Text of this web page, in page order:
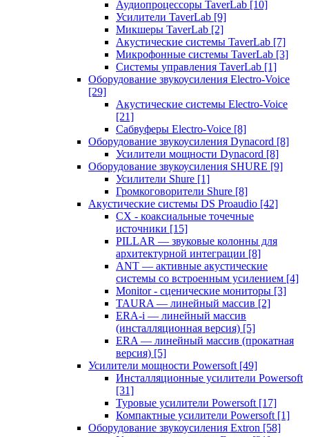
Аудиопроцессоры TaverLab [10]
Усилители TaverLab [9]
Микшеры TaverLab [2]
Акустические системы TaverLab [7]
Микрофонные системы TaverLab [3]
Системы управления TaverLab [1]
Оборудование звукоусиления Electro-Voice
[29]
Акустические системы Electro-Voice
[21]
Сабвуферы Electro-Voice [8]
Оборудование звукоусиления Dynacord [8]
Усилители мощности Dynacord [8]
Оборудование звукоусиления SHURE [9]
Усилители Shure [1]
Громкоговорители Shure [8]
Акустические системы DS Proaudio [42]
CX - коаксиальные точечные
источники [15]
PILLAR — звуковые колонны для
архитектурной интеграции [8]
ANT — активные акустические
системы со встроенным усилением [4]
Monitor - сценические мониторы [3]
TAURA — линейный массив [2]
ERA-i — линейный массив
(инсталляционная версия) [5]
ERA — линейный массив (прокатная
версия) [5]
Усилители мощности Powersoft [49]
Инсталляционные усилители Powersoft
[31]
Туровые усилители Powersoft [17]
Компактные усилители Powersoft [1]
Оборудование звукоусиления Extron [58]